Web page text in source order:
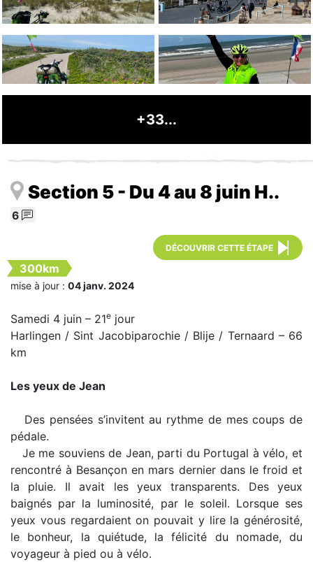
+33...
Section 5 - Du 4 au 8 juin H..
6
DÉCOUVRIR CETTE ÉTAPE
300km
mise à jour : 04 janv. 2024
Samedi 4 juin – 21e jour
Harlingen / Sint Jacobiparochie / Blije / Ternaard – 66
km
Les yeux de Jean
Des pensées s’invitent au rythme de mes coups de
pédale.
Je me souviens de Jean, parti du Portugal à vélo, et
rencontré à Besançon en mars dernier dans le froid et
la pluie. Il avait les yeux transparents. Des yeux
baignés par la luminosité, par le soleil. Lorsque ses
yeux vous regardaient on pouvait y lire la générosité,
le bonheur, la quiétude, la félicité du nomade, du
voyageur à pied ou à vélo.